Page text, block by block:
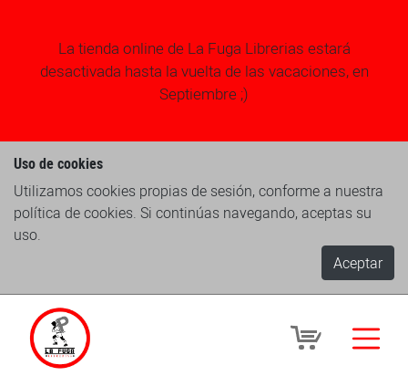
La tienda online de La Fuga Librerias estará
desactivada hasta la vuelta de las vacaciones, en
Septiembre ;)
Uso de cookies
Utilizamos cookies propias de sesión, conforme a nuestra
política de cookies. Si continúas navegando, aceptas su
uso.
Aceptar